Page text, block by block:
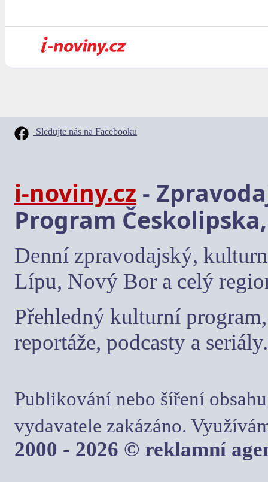
Sledujte nás na Facebooku
i-noviny.cz -
Program
Denní zpravodajský,
Lípu, Nový Bor a celý
Přehledný kulturní
reportáže, podcasty a seriály.
Publikování nebo šíření
vydavatele zakázáno.
2000 - 2026 © reklamní